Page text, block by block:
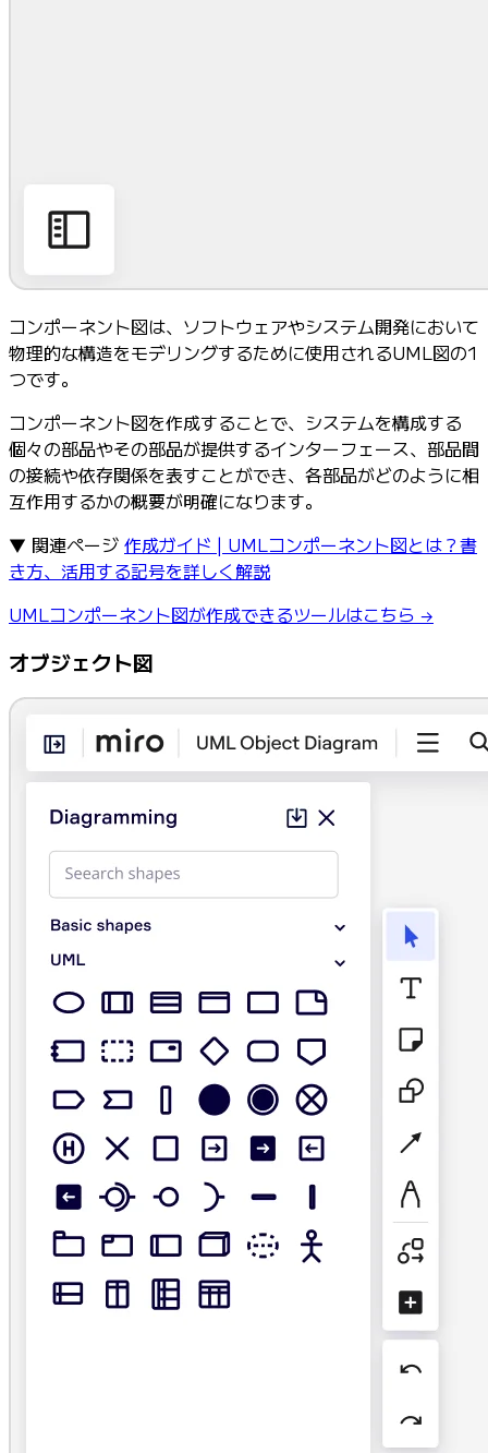
コンポーネント図は、ソフトウェアやシステム開発において
物理的な構造をモデリングするために使用されるUML図の1
つです。
コンポーネント図を作成することで、システムを構成する
個々の部品やその部品が提供するインターフェース、部品間
の接続や依存関係を表すことができ、各部品がどのように相
互作用するかの概要が明確になります。
▼ 関連ページ 作成ガイド | UMLコンポーネント図とは？書
き方、活用する記号を詳しく解説
UMLコンポーネント図が作成できるツールはこちら →
オブジェクト図